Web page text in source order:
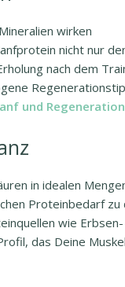
wirken
nicht nur
nach dem
und
in idealen
Proteinbedarf zu
wie
das Deine